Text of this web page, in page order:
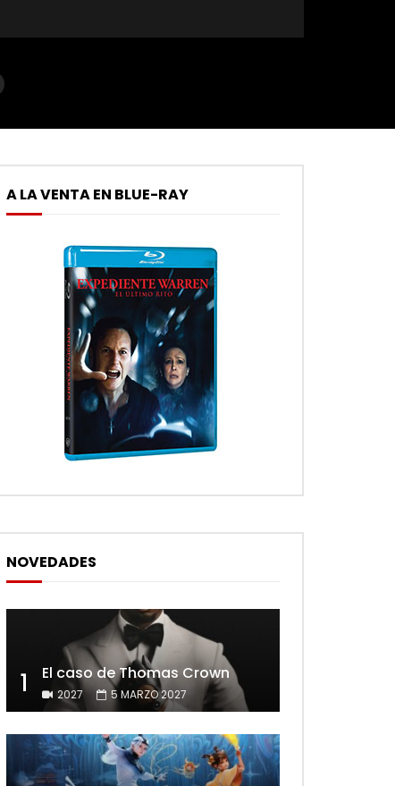
A LA VENTA EN BLUE-RAY
NOVEDADES
1 El caso de Thomas Crown
2027 5 MARZO 2027